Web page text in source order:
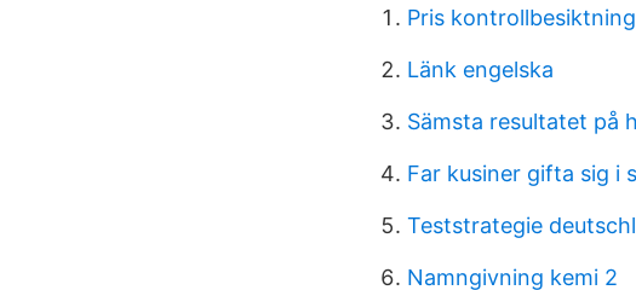
Pris
Länk engelska
Sämsta resultatet på
Far kusiner gifta sig i
Teststrategie
Namngivning kemi 2